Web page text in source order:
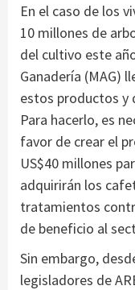
En el caso de los
10 millones de
del cultivo este
Ganadería (MAG)
estos productos y
Para hacerlo, es
favor de crear el
US$40 millones
adquirirán los
tratamientos
de beneficio al
Sin embargo,
legisladores de